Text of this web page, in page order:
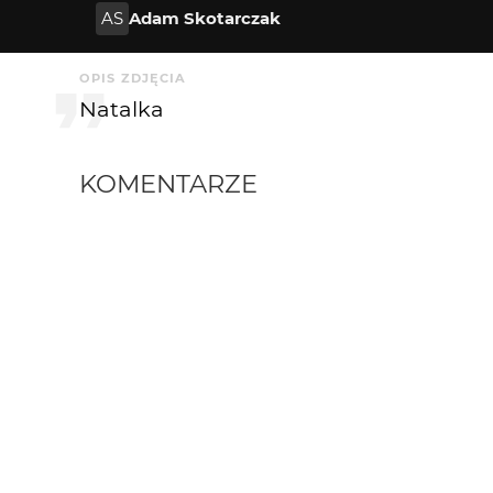
AS Adam Skotarczak
OPIS ZDJĘCIA
Natalka
KOMENTARZE